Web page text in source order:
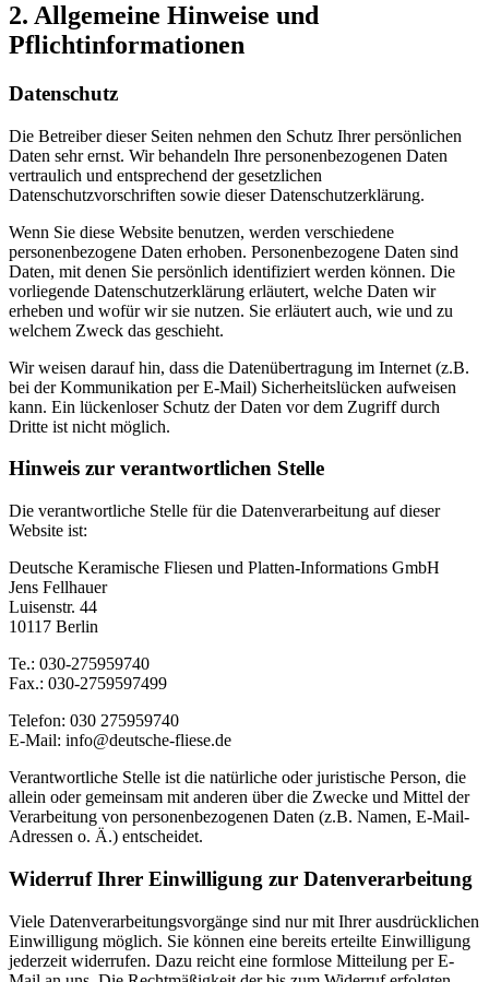
2. Allgemeine Hinweise und
Pflichtinformationen
Datenschutz
Die Betreiber dieser Seiten nehmen den Schutz Ihrer persönlichen
Daten sehr ernst. Wir behandeln Ihre personenbezogenen Daten
vertraulich und entsprechend der gesetzlichen
Datenschutzvorschriften sowie dieser Datenschutzerklärung.
Wenn Sie diese Website benutzen, werden verschiedene
personenbezogene Daten erhoben. Personenbezogene Daten sind
Daten, mit denen Sie persönlich identifiziert werden können. Die
vorliegende Datenschutzerklärung erläutert, welche Daten wir
erheben und wofür wir sie nutzen. Sie erläutert auch, wie und zu
welchem Zweck das geschieht.
Wir weisen darauf hin, dass die Datenübertragung im Internet (z.B.
bei der Kommunikation per E-Mail) Sicherheitslücken aufweisen
kann. Ein lückenloser Schutz der Daten vor dem Zugriff durch
Dritte ist nicht möglich.
Hinweis zur verantwortlichen Stelle
Die verantwortliche Stelle für die Datenverarbeitung auf dieser
Website ist:
Deutsche Keramische Fliesen und Platten-Informations GmbH
Jens Fellhauer
Luisenstr. 44
10117 Berlin
Te.: 030-275959740
Fax.: 030-2759597499
Telefon: 030 275959740
E-Mail: info@deutsche-fliese.de
Verantwortliche Stelle ist die natürliche oder juristische Person, die
allein oder gemeinsam mit anderen über die Zwecke und Mittel der
Verarbeitung von personenbezogenen Daten (z.B. Namen, E-Mail-
Adressen o. Ä.) entscheidet.
Widerruf Ihrer Einwilligung zur Datenverarbeitung
Viele Datenverarbeitungsvorgänge sind nur mit Ihrer ausdrücklichen
Einwilligung möglich. Sie können eine bereits erteilte Einwilligung
jederzeit widerrufen. Dazu reicht eine formlose Mitteilung per E-